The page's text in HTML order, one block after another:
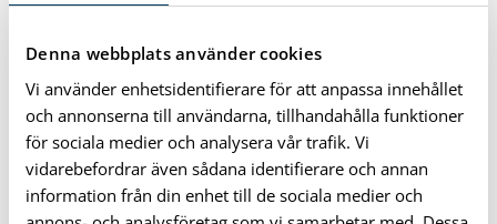
Denna webbplats använder cookies
Vi använder enhetsidentifierare för att anpassa innehållet
och annonserna till användarna, tillhandahålla funktioner
för sociala medier och analysera vår trafik. Vi
vidarebefordrar även sådana identifierare och annan
information från din enhet till de sociala medier och
levererad via hemtjänstens personal.
Heldygnskost (på boende): 178 kronor per dygn (+ 32
kronor).
För 178 kronor får man allt man behöver i matväg
under dagen: frukost, mellanmål och två måltider.
Lunch på restaurang i omsorgen: 74 kronor per
portion för pensionär eller omsorgstagare (+14